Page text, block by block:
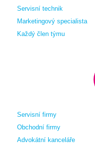
Servisní technik
Marketingový specialista
Každý člen týmu
Servisní firmy
Obchodní firmy
Advokátní kanceláře